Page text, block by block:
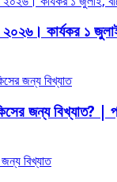
কার্যকর ১
জন্য বিখ্যাত? |